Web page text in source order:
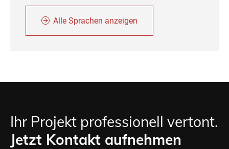
Alle Sprachen anzeigen
Ihr Projekt professionell vertont.
Jetzt Kontakt aufnehmen